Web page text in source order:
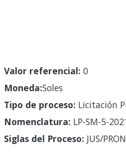
Valor referencial: 0
Moneda:Soles
Tipo de proceso: Licitación
Nomenclatura: LP-SM-5-
Siglas del Proceso: JUS/